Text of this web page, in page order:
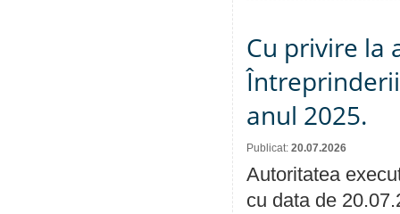
Cu privire la
anul 2025.
Publicat: 20.07.2026
Autoritatea
cu data de